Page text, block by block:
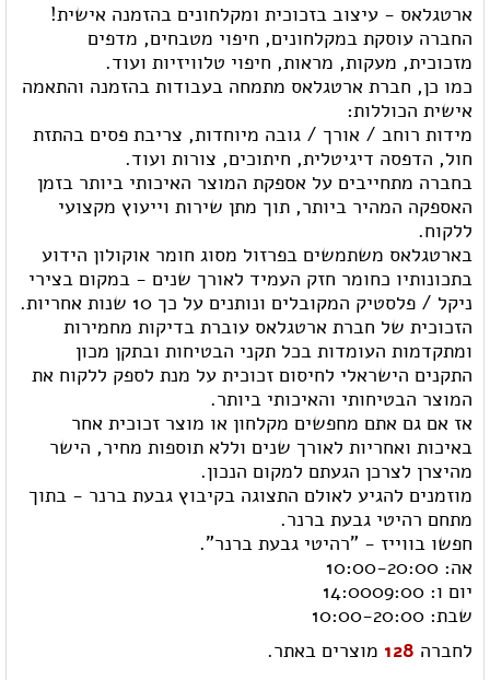
ארטגלאס - עיצוב בזכוכית ומקלחונים בהזמנה אישית!
החברה עוסקת במקלחונים, חיפוי מטבחים, מדפים
מזכוכית, מעקות, מראות, חיפוי טלוויזיות ועוד.
כמו כן, חברת ארטגלאס מתמחה בעבודות בהזמנה והתאמה
אישית הכוללות:
מידות רוחב / אורך / גובה מיוחדות, צריבת פסים בהתזת
חול, הדפסה דיגיטלית, חיתוכים, צורות ועוד.
בחברה מתחייבים על אספקת המוצר האיכותי ביותר בזמן
האספקה המהיר ביותר, תוך מתן שירות וייעוץ מקצועי
ללקוח.
בארטגלאס משתמשים בפרזול מסוג חומר אוקולון הידוע
בתכונותיו כחומר חזק העמיד לאורך שנים - במקום בצירי
ניקל / פלסטיק המקובלים ונותנים על כך 10 שנות אחריות.
הזכוכית של חברת ארטגלאס עוברת בדיקות מחמירות
ומתקדמות העומדות בכל תקני הבטיחות ובתקן מכון
התקנים הישראלי לחיסום זכוכית על מנת לספק ללקוח את
המוצר הבטיחותי והאיכותי ביותר.
​אז אם גם אתם מחפשים מקלחון או מוצר זכוכית אחר
באיכות ואחריות לאורך שנים וללא תוספות מחיר, הישר
מהיצרן לצרכן הגעתם למקום הנכון.
מוזמנים להגיע לאולם התצוגה בקיבוץ גבעת ברנר - בתוך
מתחם רהיטי גבעת ברנר.
חפשו בווייז - "רהיטי גבעת ברנר".
אה: 10:00-20:00
יום ו: 14:0009:00
שבת: 10:00-20:00 ​
לחברה 128 מוצרים באתר.